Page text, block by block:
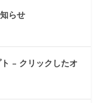
らせ
– クリックしたオ